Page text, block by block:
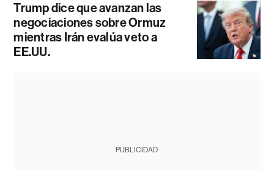
Trump dice que avanzan las
negociaciones sobre Ormuz
mientras Irán evalúa veto a
EE.UU.
PUBLICIDAD